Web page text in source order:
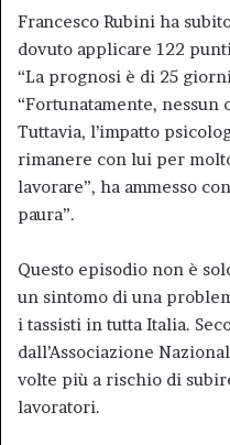
Francesco Rubini ha
dovuto applicare 122
“La prognosi è di 25
“Fortunatamente, nessun
Tuttavia, l’impatto
rimanere con lui per
lavorare”, ha ammesso
paura”.
Questo episodio non è
un sintomo di una
i tassisti in tutta Italia.
dall’Associazione
volte più a rischio di
lavoratori.